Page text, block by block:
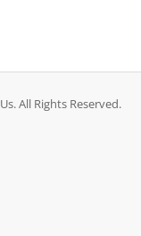
All Rights Reserved.